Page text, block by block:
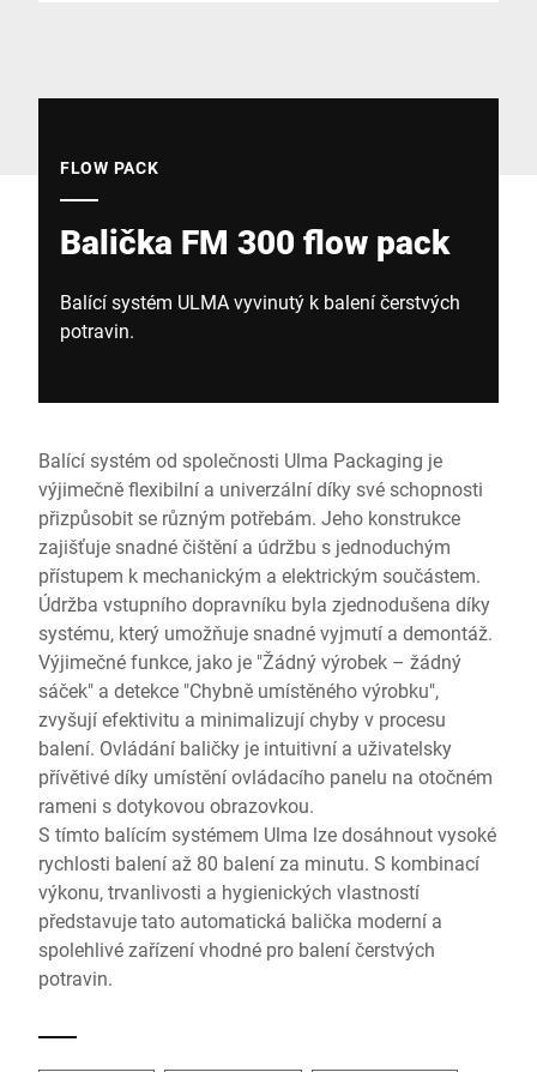
FLOW PACK
Balička FM 300 flow pack
Balící systém ULMA vyvinutý k balení čerstvých
potravin.
Balící systém od společnosti Ulma Packaging je
výjimečně flexibilní a univerzální díky své schopnosti
přizpůsobit se různým potřebám. Jeho konstrukce
zajišťuje snadné čištění a údržbu s jednoduchým
přístupem k mechanickým a elektrickým součástem.
Údržba vstupního dopravníku byla zjednodušena díky
systému, který umožňuje snadné vyjmutí a demontáž.
Výjimečné funkce, jako je "Žádný výrobek – žádný
sáček" a detekce "Chybně umístěného výrobku",
zvyšují efektivitu a minimalizují chyby v procesu
balení. Ovládání baličky je intuitivní a uživatelsky
přívětivé díky umístění ovládacího panelu na otočném
rameni s dotykovou obrazovkou.
S tímto balícím systémem Ulma lze dosáhnout vysoké
rychlosti balení až 80 balení za minutu. S kombinací
výkonu, trvanlivosti a hygienických vlastností
představuje tato automatická balička moderní a
spolehlivé zařízení vhodné pro balení čerstvých
potravin.